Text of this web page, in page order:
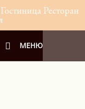
Ресторан
МЕНЮ